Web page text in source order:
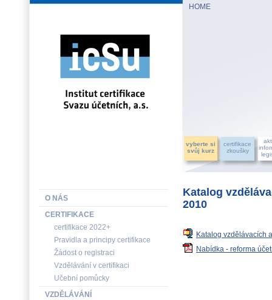
HOME
vyberte si
svůj kurz
certifikace
zkoušky
Katalog
2010
Katalog vzdělávacích
Nabídka - reforma
O NÁS
CERTIFIKACE
certifikace 2022+
Pravidla a principy certifikace
Žádost o registraci
Vzdělávání v certifikaci
Učební pomůcky
VZDĚLÁVÁNÍ